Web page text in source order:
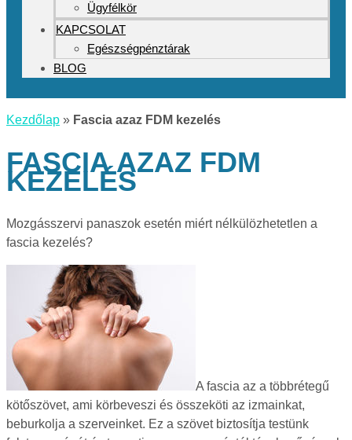
Ügyfélkör
KAPCSOLAT
Egészségpénztárak
BLOG
Kezdőlap » Fascia azaz FDM kezelés
FASCIA AZAZ FDM
KEZELÉS
Mozgásszervi panaszok esetén miért nélkülözhetetlen a
fascia kezelés?
A fascia az a többrétegű
kötőszövet, ami körbeveszi és összeköti az izmainkat,
beburkolja a szerveinket. Ez a szövet biztosítja testünk